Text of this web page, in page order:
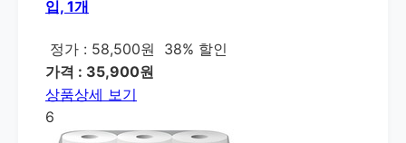
입, 1개
정가 : 58,500원
38% 할인
가격 : 35,900원
상품상세 보기
6